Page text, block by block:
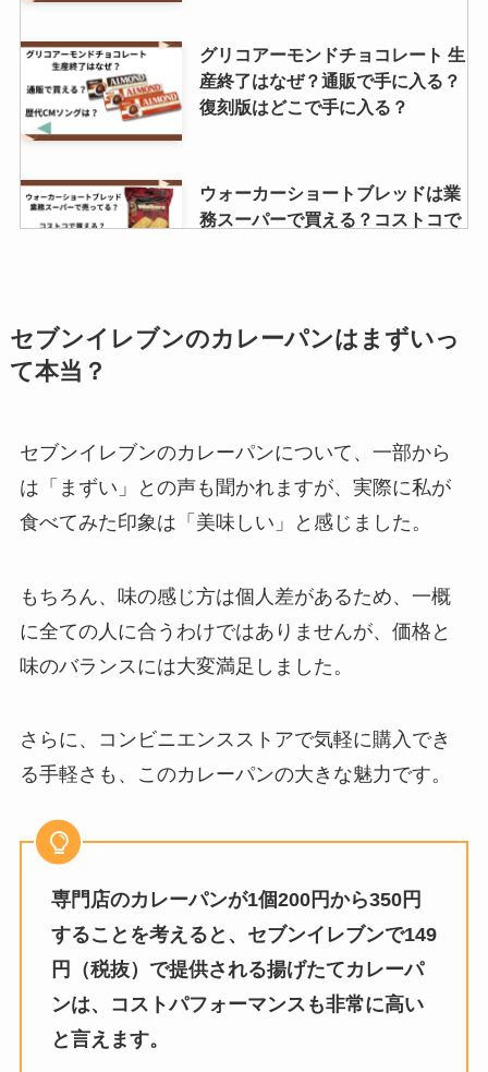
グリコアーモンドチョコレート 生
産終了はなぜ？通販で手に入る？
復刻版はどこで手に入る？
ウォーカーショートブレッドは業
務スーパーで買える？コストコで
フォロのドレッシングはカルディ
で売ってる？どこで買える？イオ
いって噂は本当？どこで買える？
グミエッグはどこで買える？
Amazonで売ってる？販売終了の
噂を調査！
極上はちみつ紅茶 業務スーパーで
購入可能？値段はいくら？
味どうらくの里はどこで買える？
イオンで売ってる？めんつゆとの
違いはなに？
セブンイレブンのカレーパンはまずいっ
て本当？
セブンイレブンのカレーパンについて、一部から
は「まずい」との声も聞かれますが、実際に私が
食べてみた印象は「美味しい」と感じました。
もちろん、味の感じ方は個人差があるため、一概
に全ての人に合うわけではありませんが、価格と
味のバランスには大変満足しました。
さらに、コンビニエンスストアで気軽に購入でき
る手軽さも、このカレーパンの大きな魅力です。
専門店のカレーパンが1個200円から350円
することを考えると、セブンイレブンで149
円（税抜）で提供される揚げたてカレーパ
ンは、コストパフォーマンスも非常に高い
と言えます。